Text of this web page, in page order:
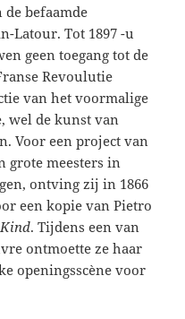
de befaamde
Latour. Tot 1897 -u
geen toegang tot de
Revoulutie
van het voormalige
wel de kunst van
Voor een project van
grote meesters in
ontving zij in 1866
een kopie van Pietro
. Tijdens een van
ontmoette ze haar
openingsscène voor